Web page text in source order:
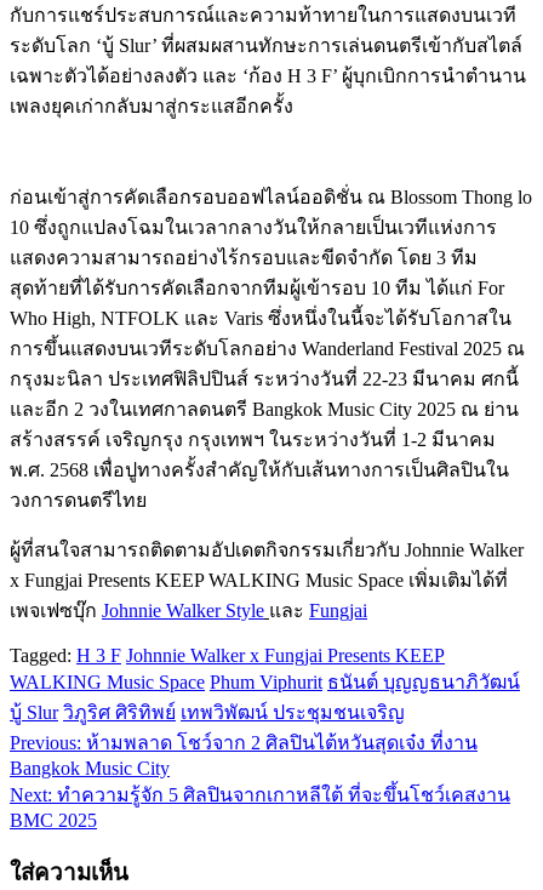
กับการแชร์ประสบการณ์และความท้าทายในการแสดงบนเวที
ระดับโลก ‘บู้ Slur’ ที่ผสมผสานทักษะการเล่นดนตรีเข้ากับสไตล์
เฉพาะตัวได้อย่างลงตัว และ ‘ก้อง H 3 F’ ผู้บุกเบิกการนำตำนาน
เพลงยุคเก่ากลับมาสู่กระแสอีกครั้ง
ก่อนเข้าสู่การคัดเลือกรอบออฟไลน์ออดิชั่น ณ Blossom Thong lo
10 ซึ่งถูกแปลงโฉมในเวลากลางวันให้กลายเป็นเวทีแห่งการ
แสดงความสามารถอย่างไร้กรอบและขีดจำกัด โดย 3 ทีม
สุดท้ายที่ได้รับการคัดเลือกจากทีมผู้เข้ารอบ 10 ทีม ได้แก่ For
Who High, NTFOLK และ Varis ซึ่งหนึ่งในนี้จะได้รับโอกาสใน
การขึ้นแสดงบนเวทีระดับโลกอย่าง Wanderland Festival 2025 ณ
กรุงมะนิลา ประเทศฟิลิปปินส์ ระหว่างวันที่ 22-23 มีนาคม ศกนี้
และอีก 2 วงในเทศกาลดนตรี Bangkok Music City 2025 ณ ย่าน
สร้างสรรค์ เจริญกรุง กรุงเทพฯ ในระหว่างวันที่ 1-2 มีนาคม
พ.ศ. 2568 เพื่อปูทางครั้งสำคัญให้กับเส้นทางการเป็นศิลปินใน
วงการดนตรีไทย
ผู้ที่สนใจสามารถติดตามอัปเดตกิจกรรมเกี่ยวกับ Johnnie Walker
x Fungjai Presents KEEP WALKING Music Space เพิ่มเติมได้ที่
เพจเฟซบุ๊ก Johnnie Walker Style และ Fungjai
Tagged: H 3 F Johnnie Walker x Fungjai Presents KEEP
WALKING Music Space Phum Viphurit ธนันต์ บุญญธนาภิวัฒน์
บู้ Slur วิภูริศ ศิริทิพย์ เทพวิพัฒน์ ประชุมชนเจริญ
แนะแนว
เรื่อง
Previous: ห้ามพลาด โชว์จาก 2 ศิลปินไต้หวันสุดเจ๋ง ที่งาน
Bangkok Music City
Next: ทำความรู้จัก 5 ศิลปินจากเกาหลีใต้ ที่จะขึ้นโชว์เคสงาน
BMC 2025
ใส่ความเห็น